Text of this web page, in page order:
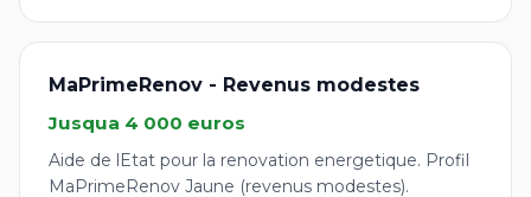
MaPrimeRenov - Revenus modestes
Jusqua 4 000 euros
Aide de lEtat pour la renovation energetique. Profil
MaPrimeRenov Jaune (revenus modestes).